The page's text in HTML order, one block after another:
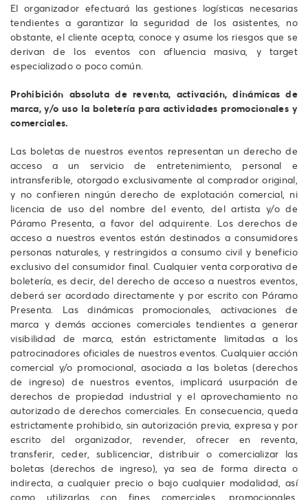
El organizador efectuará las gestiones logísticas necesarias
tendientes a garantizar la seguridad de los asistentes, no
obstante, el cliente acepta, conoce y asume los riesgos que se
derivan de los eventos con afluencia masiva, y target
especializado o poco común.
Prohibición absoluta de reventa, activación, dinámicas de
marca, y/o uso la boletería para actividades promocionales y
comerciales.
Las boletas de nuestros eventos representan un derecho de
acceso a un servicio de entretenimiento, personal e
intransferible, otorgado exclusivamente al comprador original,
y no confieren ningún derecho de explotación comercial, ni
licencia de uso del nombre del evento, del artista y/o de
Páramo Presenta, a favor del adquirente. Los derechos de
acceso a nuestros eventos están destinados a consumidores
personas naturales, y restringidos a consumo civil y beneficio
exclusivo del consumidor final. Cualquier venta corporativa de
boletería, es decir, del derecho de acceso a nuestros eventos,
deberá ser acordado directamente y por escrito con Páramo
Presenta. Las dinámicas promocionales, activaciones de
marca y demás acciones comerciales tendientes a generar
visibilidad de marca, están estrictamente limitadas a los
patrocinadores oficiales de nuestros eventos. Cualquier acción
comercial y/o promocional, asociada a las boletas (derechos
de ingreso) de nuestros eventos, implicará usurpación de
derechos de propiedad industrial y el aprovechamiento no
autorizado de derechos comerciales. En consecuencia, queda
estrictamente prohibido, sin autorización previa, expresa y por
escrito del organizador, revender, ofrecer en reventa,
transferir, ceder, sublicenciar, distribuir o comercializar las
boletas (derechos de ingreso), ya sea de forma directa o
indirecta, a cualquier precio o bajo cualquier modalidad, así
como utilizarlas con fines comerciales, promocionales,